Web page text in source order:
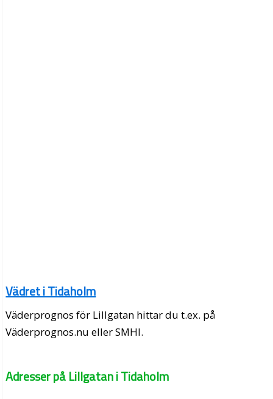
Vädret i Tidaholm
Väderprognos för Lillgatan hittar du t.ex. på
Väderprognos.nu eller SMHI.
Adresser på Lillgatan i Tidaholm